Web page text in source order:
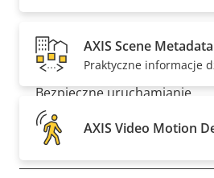
Opis
nieruchomości
Podpisany system
operacyjny
Bezpieczne uruchamianie
Ogólne
AXIS Scene Metadata
Praktyczne informacje
AXIS Video Motion